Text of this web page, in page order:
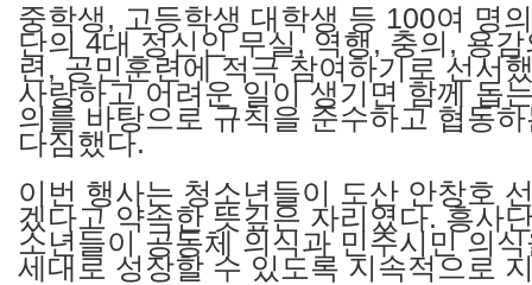
중학생, 고등학생 대학생 등 100여 명
단의 4대 정신인 무실, 역행, 충의, 용
련, 공민훈련에 적극 참여하기로 선서
사랑하고 어려운 일이 생기면 함께 돕
의를 바탕으로 규칙을 준수하고 협동
다짐했다.
이번 행사는 청소년들이 도산 안창호
겠다고 약속한 뜻깊은 자리였다. 흥사
소년들이 공동체 의식과 민주시민 의
세대로 성장할 수 있도록 지속적으로